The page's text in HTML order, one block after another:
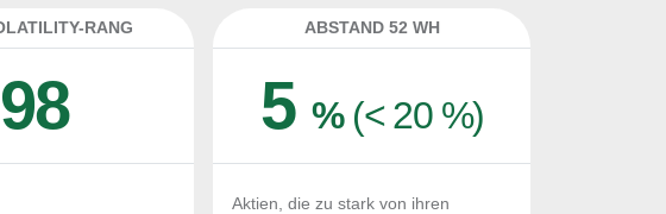
RANG
98
ABSTAND 52 WH
5% (< 20 %)
Aktien, die zu stark von ihren